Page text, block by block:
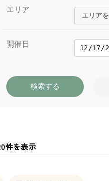
エリア
エリア
開催日
検索する
件を表示